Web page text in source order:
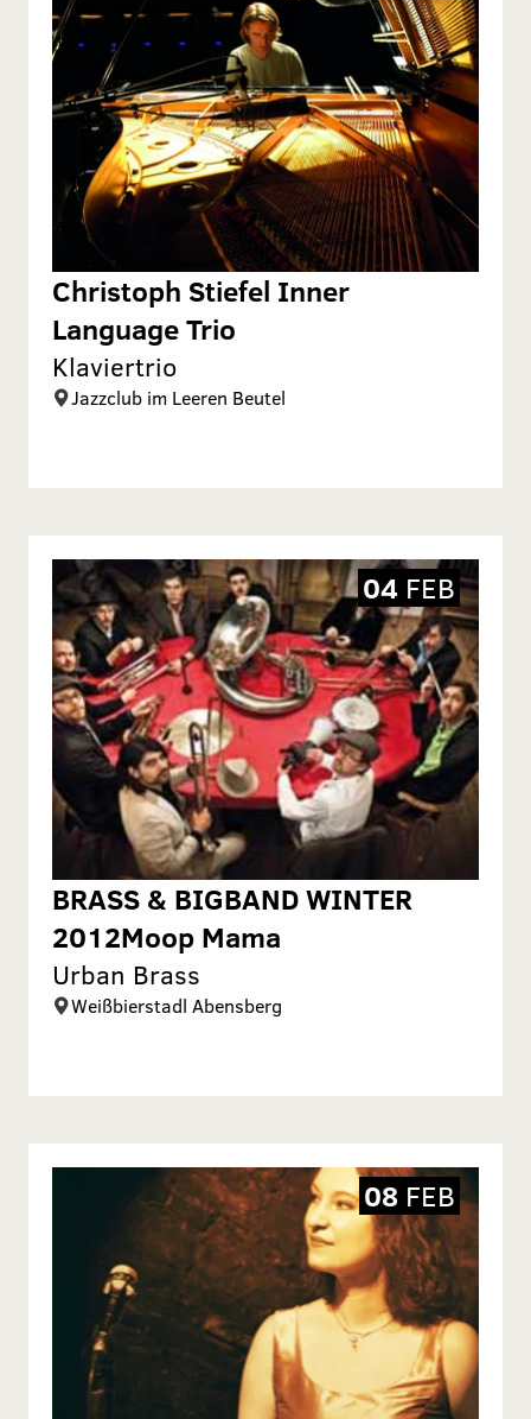
Christoph Stiefel Inner
Language Trio
Klaviertrio
Jazzclub im Leeren Beutel
BRASS & BIGBAND WINTER
2012Moop Mama
Urban Brass
Weißbierstadl Abensberg
04 FEB
08 FEB